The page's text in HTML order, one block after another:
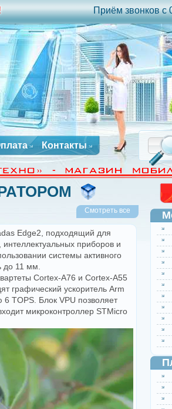
Приём звонков с
Контакты
Смотреть все
Edge2, подходящий для
приборов и
системы активного
до 11 мм.
Cortex-A76 и Cortex-A55
графический ускоритель Arm
TOPS. Блок VPU позволяет
микроконтроллер STMicro